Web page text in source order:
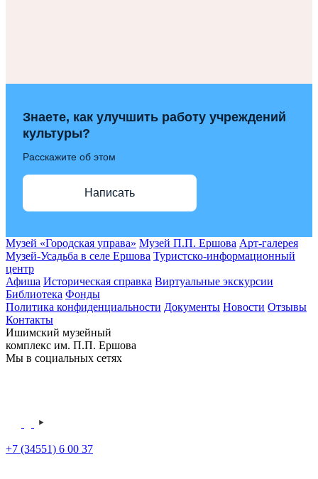
Знаете, как улучшить работу учреждений
культуры?
Расскажите об этом
Написать
Музей «Городская управа» Музей П.П. Ершова Арт-галерея
Музей-Усадьба в селе Ершова Туристско-информационный
центр
Афиша Историческая справка Виртуальные экскурсии
Библиотека Фонды
Политика конфиденциальности Документы Новости Отзывы
Контакты
Ишимский музейный
комплекс им. П.П. Ершова
Мы в социальных сетях
+7 (34551) 6 00 37